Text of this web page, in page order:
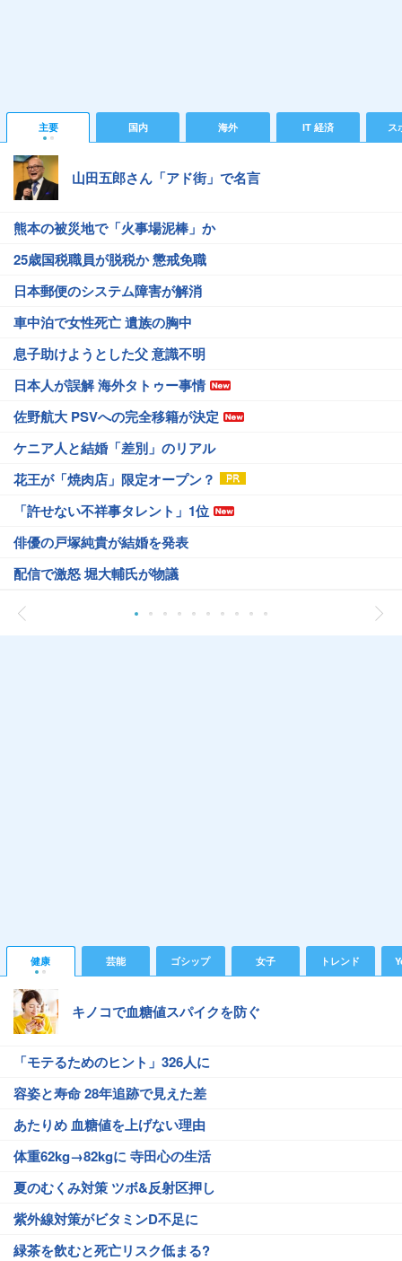
主要 国内 海外 IT 経済 ス
山田五郎さん「アド街」で名言
熊本の被災地で「火事場泥棒」か
25歳国税職員が脱税か 懲戒免職
日本郵便のシステム障害が解消
車中泊で女性死亡 遺族の胸中
息子助けようとした父 意識不明
日本人が誤解 海外タトゥー事情
佐野航大 PSVへの完全移籍が決定
ケニア人と結婚「差別」のリアル
花王が「焼肉店」限定オープン？
「許せない不祥事タレント」1位
俳優の戸塚純貴が結婚を発表
配信で激怒 堀大輔氏が物議
健康 芸能 ゴシップ 女子 トレンド
キノコで血糖値スパイクを防ぐ
「モテるためのヒント」326人に
容姿と寿命 28年追跡で見えた差
あたりめ 血糖値を上げない理由
体重62kg→82kgに 寺田心の生活
夏のむくみ対策 ツボ&反射区押し
紫外線対策がビタミンD不足に
緑茶を飲むと死亡リスク低まる?